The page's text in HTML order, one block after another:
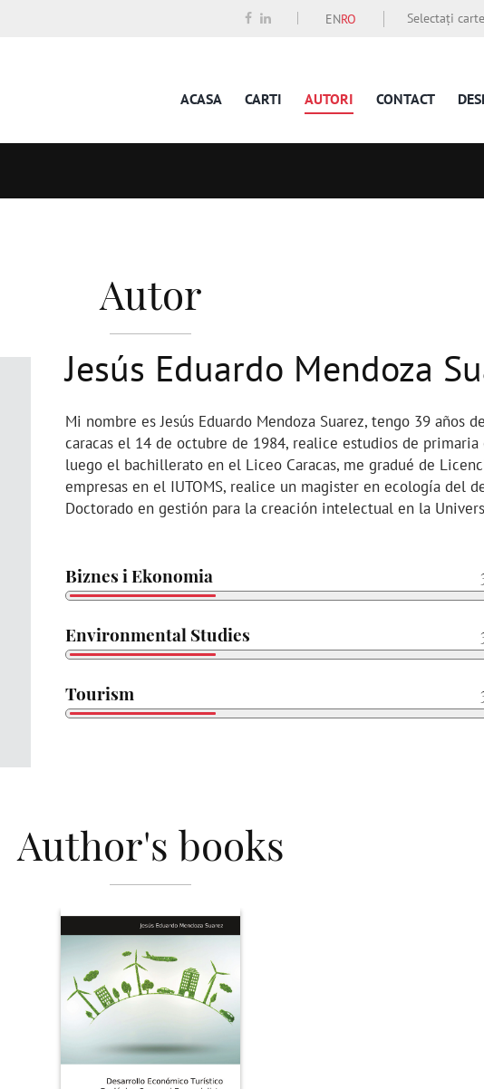
ENRO Selectați
ACASA CARTI AUTORI CONTACT
Autor
Jesús Eduardo Mendoza
Mi nombre es Jesús Eduardo Mendoza Suarez, tengo 39 años
caracas el 14 de octubre de 1984, realice estudios de
luego el bachillerato en el Liceo Caracas, me gradué de
empresas en el IUTOMS, realice un magister en ecología del
Doctorado en gestión para la creación intelectual en la
Biznes i Ekonomia
Environmental Studies
Tourism
Author's books